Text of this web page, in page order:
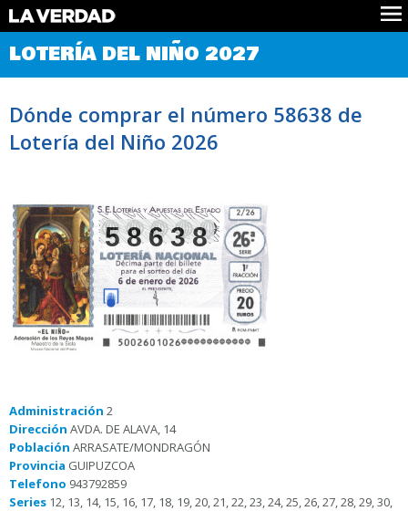
Comprobar Loteria del Niño
Premios
Noticias
Datos
LOTERÍA DEL NIÑO 2027
Dónde comprar el número 58638 de
Lotería del Niño 2026
58638
Administración 2
Dirección AVDA. DE ALAVA, 14
Población ARRASATE/MONDRAGÓN
Provincia GUIPUZCOA
Telefono 943792859
Series 12, 13, 14, 15, 16, 17, 18, 19, 20, 21, 22, 23, 24, 25, 26, 27, 28, 29, 30,